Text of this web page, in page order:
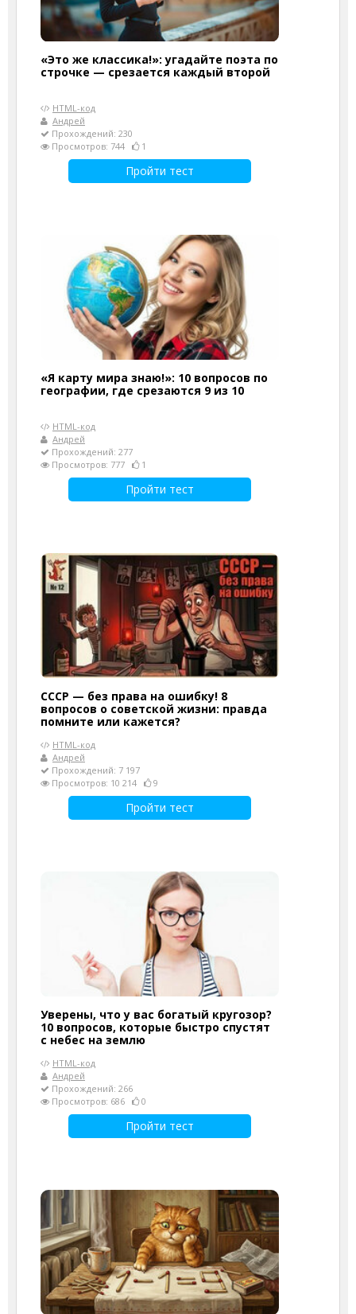
«Это же классика!»: угадайте поэта по
строчке — срезается каждый второй
HTML-код
Андрей
Прохождений: 230
Просмотров: 744
1
Пройти тест
«Я карту мира знаю!»: 10 вопросов по
географии, где срезаются 9 из 10
HTML-код
Андрей
Прохождений: 277
Просмотров: 777
1
Пройти тест
СССР — без права на ошибку! 8
вопросов о советской жизни: правда
помните или кажется?
HTML-код
Андрей
Прохождений: 7 197
Просмотров: 10 214
9
Пройти тест
Уверены, что у вас богатый кругозор?
10 вопросов, которые быстро спустят
с небес на землю
HTML-код
Андрей
Прохождений: 266
Просмотров: 686
0
Пройти тест